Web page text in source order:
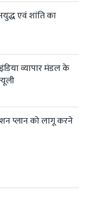
एवं शांति का
व्यापार मंडल के
प्लान को लागू करने